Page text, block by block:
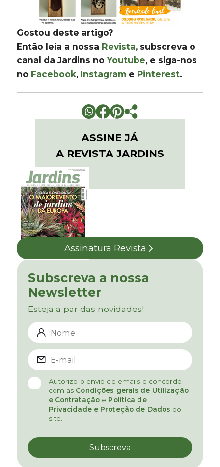
Gostou deste artigo?
Então leia a nossa Revista, subscreva o
canal da Jardins noYoutube, e siga-nos
no Facebook, Instagram e Pinterest.
ASSINE JÁ
A REVISTA JARDINS
Assinatura Revista
Subscreva a nossa
Newsletter
Esteja a par das novidades!
Autorizo o envio de emails e concordo
com as Condições gerais de Utilização
e Contratação e Política de
Privacidade e Proteção de Dados do
site.